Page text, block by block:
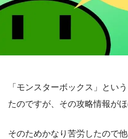
「モンスターボックス」とい
たのですが、その攻略情報が
そのためかなり苦労したので